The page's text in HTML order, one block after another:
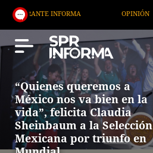
INFORMA
“Quienes queremos a
México nos va bien en la
vida”, felicita Claudia
Sheinbaum a la Selección
Mexicana por triunfo en